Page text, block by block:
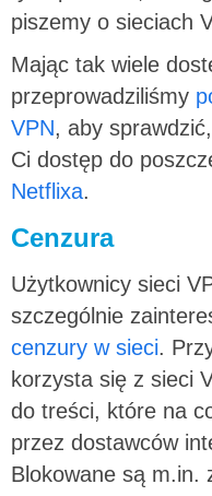
piszemy o sieciach
Mając tak wiele
przeprowadziliśmy
VPN, aby
Ci dostęp do
Netflixa.
Cenzura
Użytkownicy sieci
szczególnie
cenzury w sieci.
korzysta się z sieci
do treści, które na
przez dostawców
Blokowane są m.in.